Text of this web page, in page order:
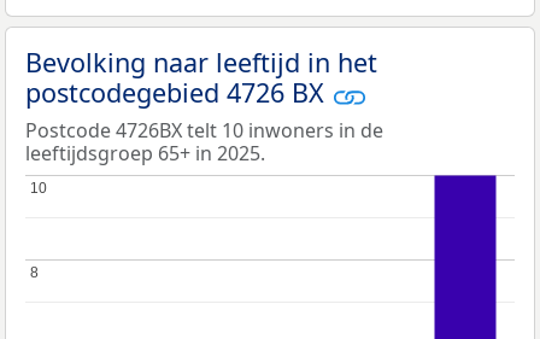
Bevolking naar leeftijd in het
postcodegebied 4726 BX
Postcode 4726BX telt 10 inwoners in de
leeftijdsgroep 65+ in 2025.
8
8
10
10